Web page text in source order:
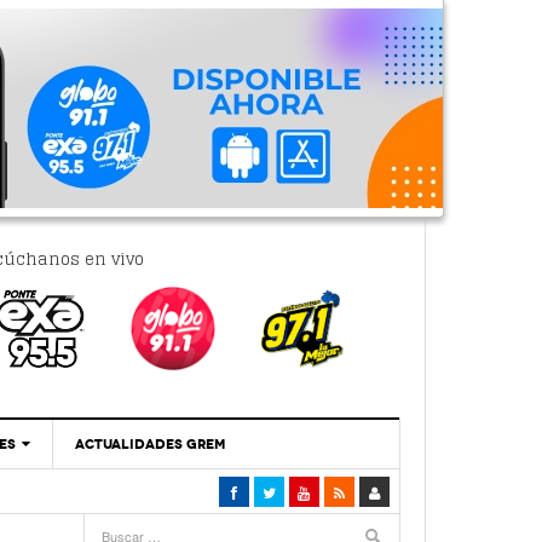
en vivo
‘Se Vale Soñar Con Una Contraloría Ciudadana’
ACTUALIDADES GREM